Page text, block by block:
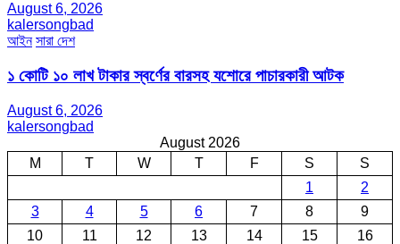
August 6, 2026
kalersongbad
আইন সারা দেশ
১ কোটি ১০ লাখ টাকার স্বর্ণের বারসহ যশোরে পাচারকারী আটক​
August 6, 2026
kalersongbad
August 2026
M
T W T F S
S
1
2
3
4 5 6 7 8
9
10
11 12 13 14 15
16